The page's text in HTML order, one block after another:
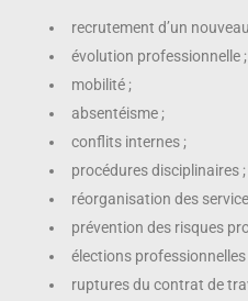
recrutement d’un
évolution professionnelle ;
mobilité ;
absentéisme ;
conflits internes ;
procédures disciplinaires ;
réorganisation des
prévention des risques
élections professionnelles
ruptures du contrat de